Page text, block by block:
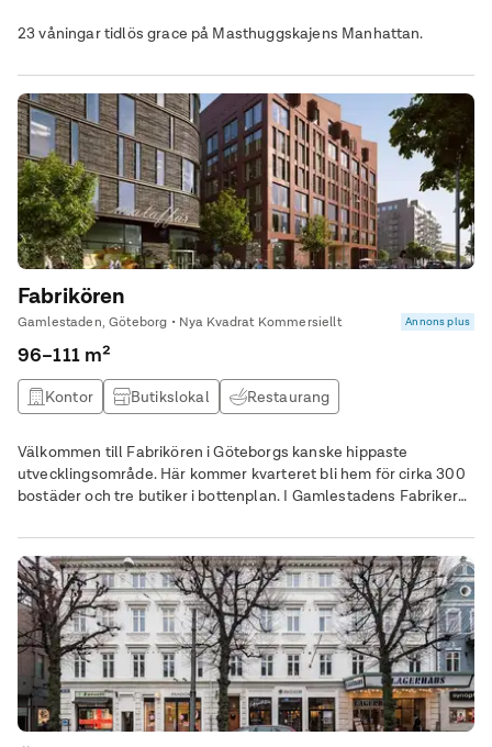
23 våningar tidlös grace på Masthuggskajens Manhattan.
Fabrikören
Gamlestaden, Göteborg • Nya Kvadrat Kommersiellt Annons plus
96–111 m²
Kontor Butikslokal Restaurang
Välkommen till Fabrikören i Göteborgs kanske hippaste
utvecklingsområde. Här kommer kvarteret bli hem för cirka 300
bostäder och tre butiker i bottenplan. I Gamlestadens Fabriker
toppmodern charm. Det är den ultimata mixen där gammal
arkitektur-historia möter nutid och morgondagens företag tar
plats.